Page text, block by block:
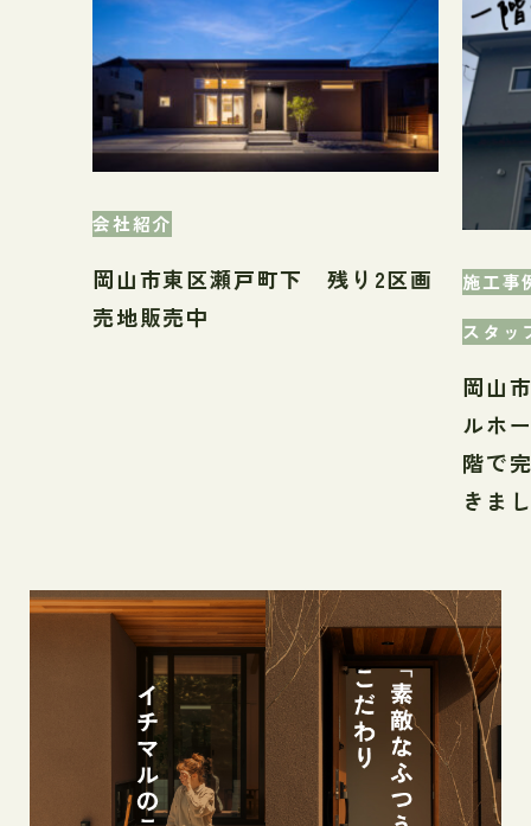
会社紹介
岡山市東区瀬戸町下 残り2区画
売地販売中
施工事
スタッ
岡山
ルホ
階で
きま